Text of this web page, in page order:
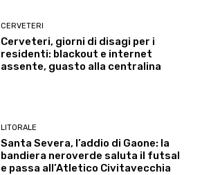
CERVETERI
Cerveteri, giorni di disagi per i
residenti: blackout e internet
assente, guasto alla centralina
LITORALE
Santa Severa, l’addio di Gaone: la
bandiera neroverde saluta il futsal
e passa all’Atletico Civitavecchia